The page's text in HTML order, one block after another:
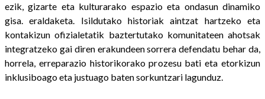
ezik, gizarte eta kulturarako espazio eta ondasun dinamiko
gisa. eraldaketa. Isildutako historiak aintzat hartzeko eta
kontakizun ofizialetatik baztertutako komunitateen ahotsak
integratzeko gai diren erakundeen sorrera defendatu behar da,
horrela, erreparazio historikorako prozesu bati eta etorkizun
inklusiboago eta justuago baten sorkuntzari lagunduz.